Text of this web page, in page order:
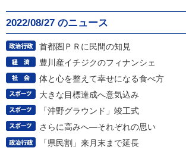
2022/08/27 のニュース
首都圏ＰＲに民間の知見
豊川産イチジクのフィナンシェ
体と心を整えて幸せになる食べ方
大きな目標達成へ意気込み
「沖野グラウンド」竣工式
さらに高みへ―それぞれの思い
「県民割」来月末まで延長